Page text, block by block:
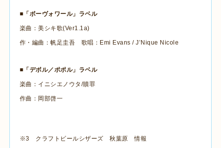
■「ボーヴォワール」ラベル
楽曲：美シキ歌(Ver1.1a)
作・編曲：帆足圭吾 歌唱： Emi Evans / J’Nique Nicole
■「デボル／ポポル」ラベル
楽曲：イニシエノウタ /贖罪
作曲：岡部啓一
※3 クラフトビールシザーズ 秋葉原 情報